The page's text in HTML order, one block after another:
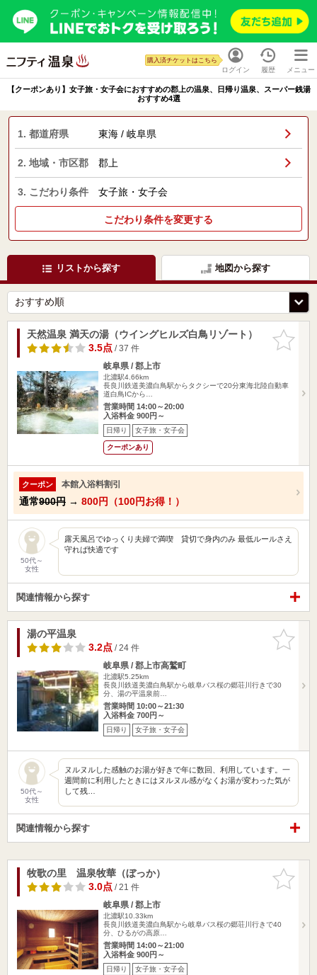
ログイン
購入済チケットはこちら
履歴 メニュー
【クーポンあり】女子旅・女子会におすすめの郡上の温泉、日帰り温泉、スーパー銭湯
おすすめ4選
1. 都道府県 東海 / 岐阜県
2. 地域・市区郡 郡上
3. こだわり条件 女子旅・女子会
こだわり条件を変更する
リストから探す 地図から探す
お気に入
りに追加
天然温泉 満天の湯（ウイングヒルズ白鳥リゾート）
3.5点/ 37 件
岐阜県 / 郡上市
北濃駅4.66km
長良川鉄道美濃白鳥駅からタクシーで20分東海北陸自動車
道白鳥ICから…
営業時間 14:00～20:00
入浴料金 900円～
日帰り 女子旅・女子会
クーポンあり
クーポン 本館入浴料割引
通常900円 → 800円（100円お得！）
50代～
女性
露天風呂でゆっくり夫婦で満喫 貸切で身内のみ 最低ルールさえ
守れば快適です
関連情報から探す
お気に入
りに追加
湯の平温泉
3.2点/ 24 件
岐阜県 / 郡上市高鷲町
北濃駅5.25km
長良川鉄道美濃白鳥駅から岐阜バス桜の郷荘川行きで30
分、湯の平温泉前…
営業時間 10:00～21:30
入浴料金 700円～
日帰り 女子旅・女子会
50代～
女性
ヌルヌルした感触のお湯が好きで年に数回、利用しています。一
週間前に利用したときにはヌルヌル感がなくお湯が変わった気が
して残…
関連情報から探す
お気に入
りに追加
牧歌の里 温泉牧華（ぼっか）
3.0点/ 21 件
岐阜県 / 郡上市
北濃駅10.33km
長良川鉄道美濃白鳥駅から岐阜バス桜の郷荘川行きで40
分、ひるがの高原…
営業時間 14:00～21:00
入浴料金 900円～
日帰り 女子旅・女子会